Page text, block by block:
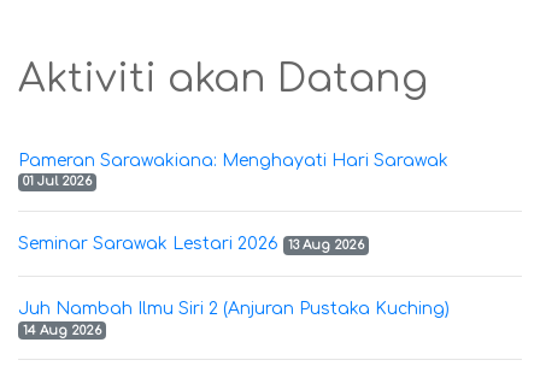
Aktiviti akan Datang
Pameran Sarawakiana: Menghayati Hari Sarawak
01 Jul 2026
Seminar Sarawak Lestari 2026 13 Aug 2026
Juh Nambah Ilmu Siri 2 (Anjuran Pustaka Kuching)
14 Aug 2026